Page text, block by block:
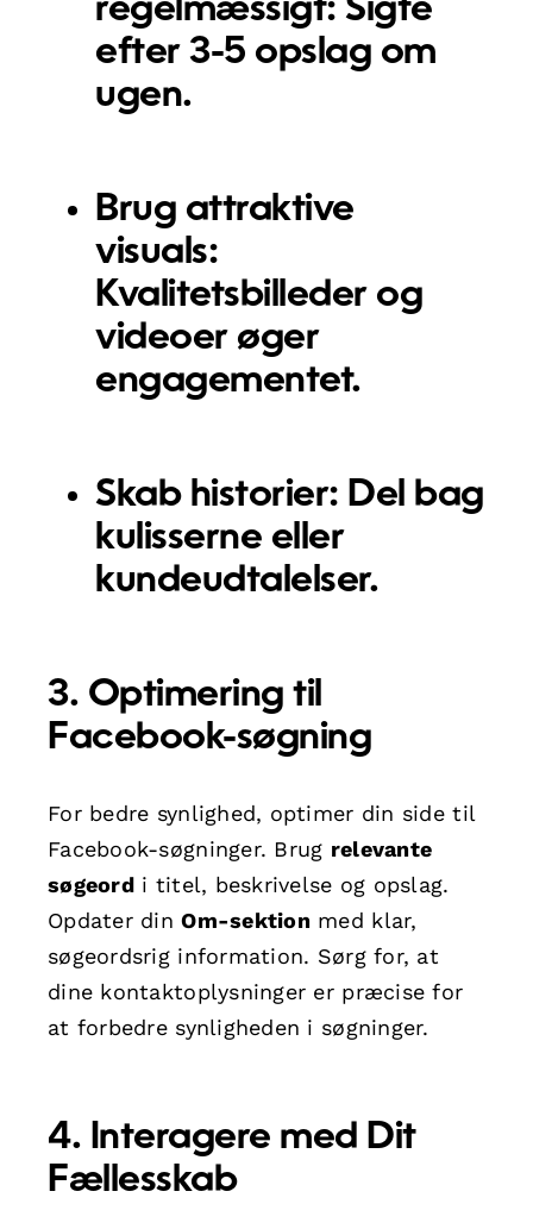
regelmæssigt: Sigte
efter 3-5 opslag om
ugen.
Brug attraktive
visuals:
Kvalitetsbilleder og
videoer øger
engagementet.
Skab historier: Del bag
kulisserne eller
kundeudtalelser.
3. Optimering til
Facebook-søgning
For bedre synlighed, optimer din side til
Facebook-søgninger. Brug relevante
søgeordi titel, beskrivelse og opslag.
Opdater dinOm-sektionmed klar,
søgeordsrig information. Sørg for, at
dine kontaktoplysninger er præcise for
at forbedre synligheden i søgninger.
4. Interagere med Dit
Fællesskab